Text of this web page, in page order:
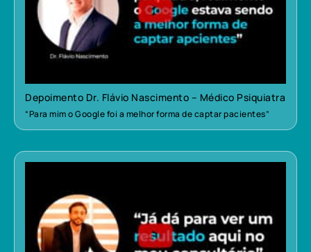
Depoimento Dr. Flávio Nascimento – Médico Psiquiatra
“Para mim o Google foi a melhor forma de captar pacientes”